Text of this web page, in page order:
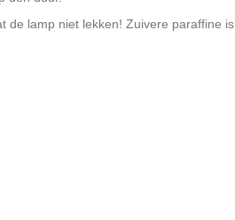
de lamp niet lekken! Zuivere paraffine is